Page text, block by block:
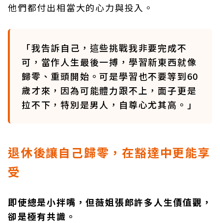
他們都付出相當大的心力與投入。
「我告訴自己，這些挑戰我非要完成不
可，當作人生最後一搏，學習新東西就像
歸零、重頭開始。可是學習也不要等到60
歲才來，因為可能體力跟不上，面子更是
拉不下，特別是男人，自尊心尤其高。」
退休後讓自己歸零，在豁達中更能享
受
即使總是小拌嘴，但薇姐張郎許多人生價值觀，
卻是極有共識。